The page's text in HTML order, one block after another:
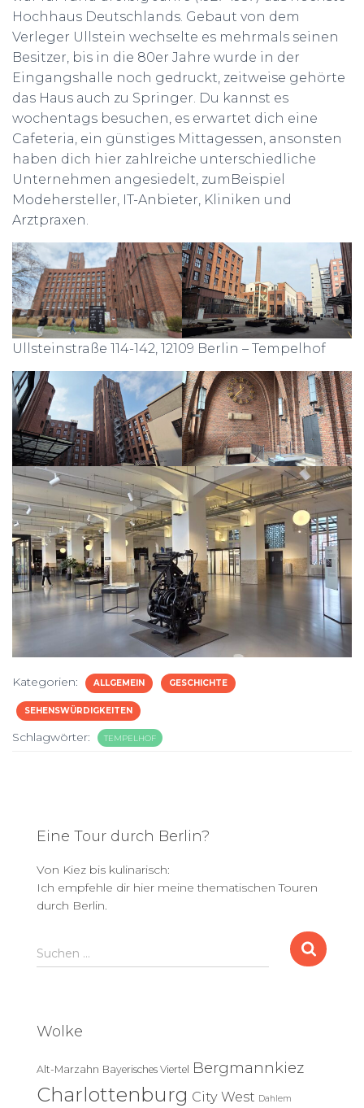
Hochhaus Deutschlands. Gebaut von dem
Verleger Ullstein wechselte es mehrmals seinen
Besitzer, bis in die 80er Jahre wurde in der
Eingangshalle noch gedruckt, zeitweise gehörte
das Haus auch zu Springer. Du kannst es
wochentags besuchen, es erwartet dich eine
Cafeteria, ein günstiges Mittagessen, ansonsten
haben dich hier zahlreiche unterschiedliche
Unternehmen angesiedelt, zumBeispiel
Modehersteller, IT-Anbieter, Kliniken und
Arztpraxen.
Ullsteinstraße 114-142, 12109 Berlin – Tempelhof
Kategorien: ALLGEMEIN GESCHICHTE
SEHENSWÜRDIGKEITEN
Schlagwörter: TEMPELHOF
Eine Tour durch Berlin?
Von Kiez bis kulinarisch:
Ich empfehle dir hier meine thematischen Touren
durch Berlin.
S
u
n
a
c
Suchen …
Wolke
Alt-Marzahn Bayerisches Viertel Bergmannkiez
Charlottenburg City West Dahlem